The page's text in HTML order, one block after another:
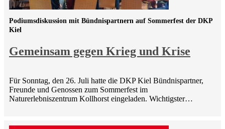
Gemeinsam gegen Krieg und Krise
Podiumsdiskussion mit Bündnispartnern auf Sommerfest der DKP
Kiel
Für Sonntag, den 26. Juli hatte die DKP Kiel Bündnispartner,
Freunde und Genossen zum Sommerfest im
Naturerlebniszentrum Kollhorst eingeladen. Wichtigster…